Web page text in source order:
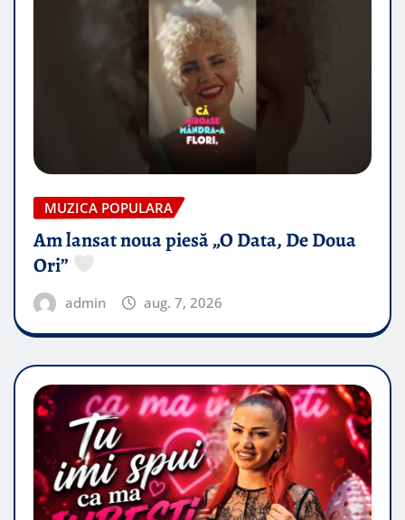
MUZICA POPULARA
Am lansat noua piesă „O Data, De Doua
Ori”
admin aug. 7, 2026